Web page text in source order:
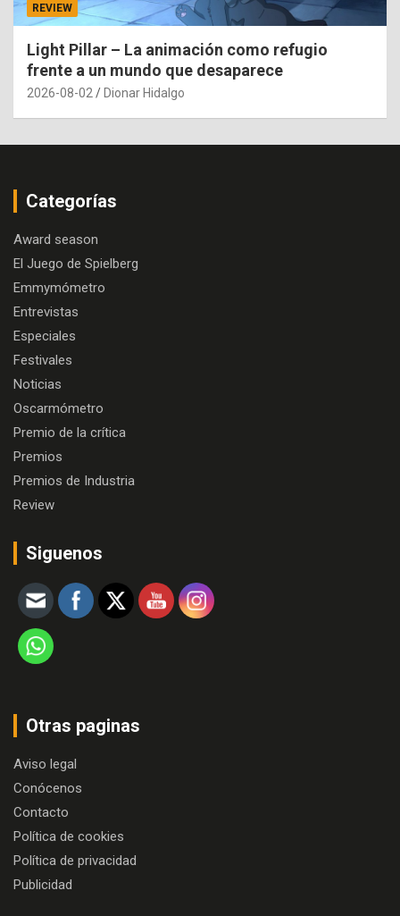
REVIEW
Light Pillar – La animación como refugio
frente a un mundo que desaparece
2026-08-02 Dionar Hidalgo
Categorías
Award season
El Juego de Spielberg
Emmymómetro
Entrevistas
Especiales
Festivales
Noticias
Oscarmómetro
Premio de la crítica
Premios
Premios de Industria
Review
Siguenos
Otras paginas
Aviso legal
Conócenos
Contacto
Política de cookies
Política de privacidad
Publicidad